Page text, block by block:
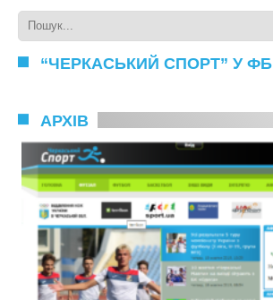
“ЧЕРКАСЬКИЙ СПОРТ” У ФБ
АРХІВ